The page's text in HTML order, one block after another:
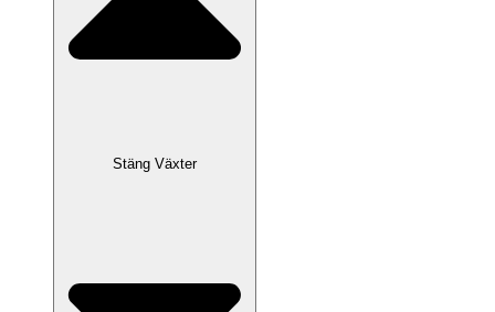
Stäng Växter